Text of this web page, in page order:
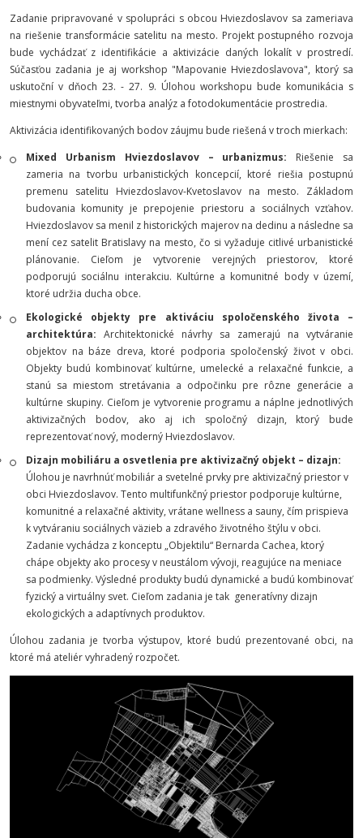
Zadanie pripravované v spolupráci s obcou Hviezdoslavov sa zameriava
na riešenie transformácie satelitu na mesto. Projekt postupného rozvoja
bude vychádzať z identifikácie a aktivizácie daných lokalít v prostredí.
Súčasťou zadania je aj workshop "Mapovanie Hviezdoslavova", ktorý sa
uskutoční v dňoch 23. - 27. 9. Úlohou workshopu bude komunikácia s
miestnymi obyvateľmi, tvorba analýz a fotodokumentácie prostredia.
Aktivizácia identifikovaných bodov záujmu bude riešená v troch mierkach:
Mixed Urbanism Hviezdoslavov – urbanizmus: Riešenie sa
zameria na tvorbu urbanistických koncepcií, ktoré riešia postupnú
premenu satelitu Hviezdoslavov-Kvetoslavov na mesto. Základom
budovania komunity je prepojenie priestoru a sociálnych vzťahov.
Hviezdoslavov sa menil z historických majerov na dedinu a následne sa
mení cez satelit Bratislavy na mesto, čo si vyžaduje citlivé urbanistické
plánovanie. Cieľom je vytvorenie verejných priestorov, ktoré
podporujú sociálnu interakciu. Kultúrne a komunitné body v území,
ktoré udržia ducha obce.
Ekologické objekty pre aktiváciu spoločenského života –
architektúra: Architektonické návrhy sa zamerajú na vytváranie
objektov na báze dreva, ktoré podporia spoločenský život v obci.
Objekty budú kombinovať kultúrne, umelecké a relaxačné funkcie, a
stanú sa miestom stretávania a odpočinku pre rôzne generácie a
kultúrne skupiny. Cieľom je vytvorenie programu a náplne jednotlivých
aktivizačných bodov, ako aj ich spoločný dizajn, ktorý bude
reprezentovať nový, moderný Hviezdoslavov.
Dizajn mobiliáru a osvetlenia pre aktivizačný objekt – dizajn:
Úlohou je navrhnúť mobiliár a svetelné prvky pre aktivizačný priestor v
obci Hviezdoslavov. Tento multifunkčný priestor podporuje kultúrne,
komunitné a relaxačné aktivity, vrátane wellness a sauny, čím prispieva
k vytváraniu sociálnych väzieb a zdravého životného štýlu v obci.
Zadanie vychádza z konceptu „Objektilu“ Bernarda Cachea, ktorý
chápe objekty ako procesy v neustálom vývoji, reagujúce na meniace
sa podmienky. Výsledné produkty budú dynamické a budú kombinovať
fyzický a virtuálny svet. Cieľom zadania je tak generatívny dizajn
ekologických a adaptívnych produktov.
Úlohou zadania je tvorba výstupov, ktoré budú prezentované obci, na
ktoré má ateliér vyhradený rozpočet.